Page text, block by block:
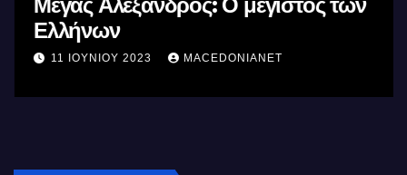
Ελλήνων
11 ΙΟΥΝΊΟΥ 2023 MACEDONIANET